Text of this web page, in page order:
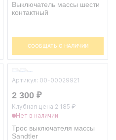
Выключатель массы шести
контактный
СООБЩАТЬ О НАЛИЧИИ
Артикул: 00-00029921
2 300 ₽
Клубная цена 2 185 ₽
Нет в наличии
Трос выключателя массы
Sandtler